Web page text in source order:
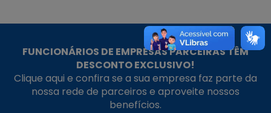
FUNCIONÁRIOS DE EMPRESAS PARCEIRAS TÊM
DESCONTO EXCLUSIVO!
Clique aqui e confira se a sua empresa faz parte da
nossa rede de parceiros e aproveite nossos
benefícios.